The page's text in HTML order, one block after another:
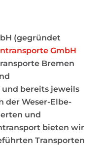
(gegründet
GmbH
Bremen
bereits jeweils
der Weser-Elbe-
und
bieten wir
Transporten